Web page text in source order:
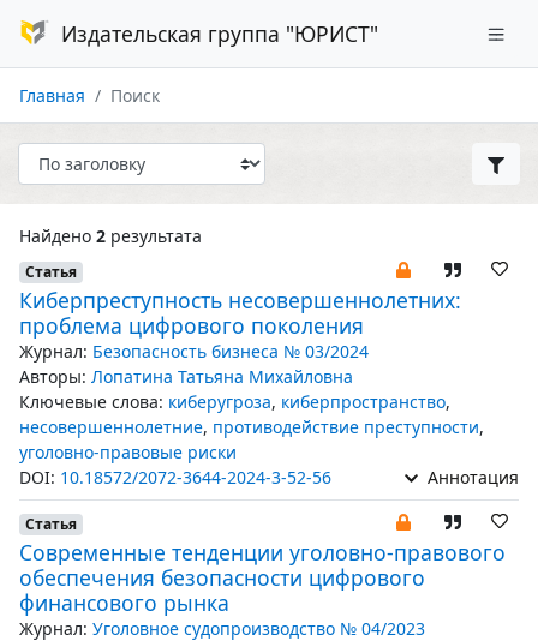
Издательская группа "ЮРИСТ"
Главная Поиск
Найдено 2 результата
Статья
Киберпреступность несовершеннолетних:
проблема цифрового поколения
Журнал: Безопасность бизнеса № 03/2024
Авторы: Лопатина Татьяна Михайловна
Ключевые слова: киберугроза, киберпространство,
несовершеннолетние, противодействие преступности,
уголовно-правовые риски
DOI: 10.18572/2072-3644-2024-3-52-56 Аннотация
Статья
Современные тенденции уголовно-правового
обеспечения безопасности цифрового
финансового рынка
Журнал: Уголовное судопроизводство № 04/2023